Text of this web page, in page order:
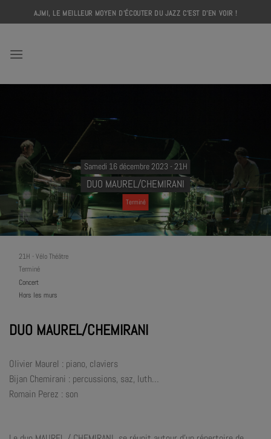
to
AJMI, LE MEILLEUR MOYEN D'ÉCOUTER DU JAZZ C'EST D'EN VOIR !
Samedi 16 décembre 2023 - 21H
DUO MAUREL/CHEMIRANI
Terminé
21H - Vélo Théâtre
Terminé
Concert
Hors les murs
DUO MAUREL/CHEMIRANI
Olivier Maurel : piano, claviers
Bijan Chemirani : percussions, saz, luth…
Romain Perez : son